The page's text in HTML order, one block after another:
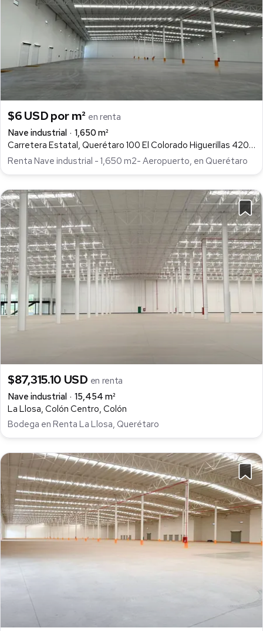
$6 USD por m² en renta
Nave industrial
1,650 m²
Carretera Estatal, Querétaro 100 El Colorado Higuerillas 4200, Colón Centro, Colón
Renta Nave industrial - 1,650 m2- Aeropuerto, en Querétaro
$87,315.10 USD en renta
Nave industrial
15,454 m²
La Llosa, Colón Centro, Colón
Bodega en Renta La Llosa, Querétaro